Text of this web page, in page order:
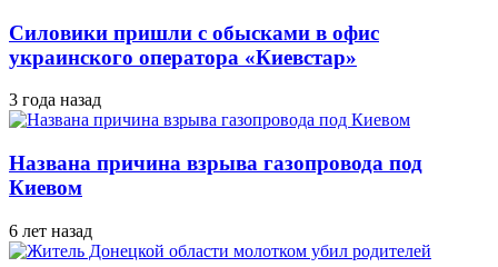
Силовики пришли с обысками в офис
украинского оператора «Киевстар»
3 года назад
Названа причина взрыва газопровода под
Киевом
6 лет назад